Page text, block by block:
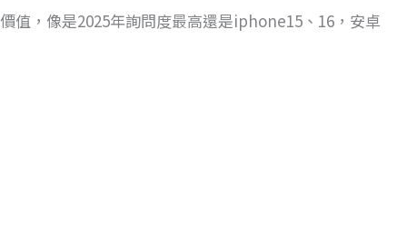
值，像是2025年詢問度最高還是iphone15、16，安卓